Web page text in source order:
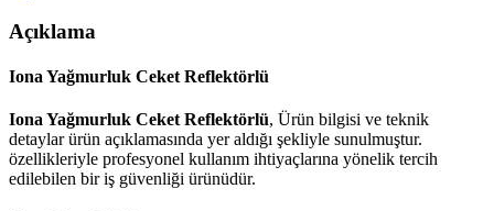
Açıklama
Iona Yağmurluk Ceket Reflektörlü
Iona Yağmurluk Ceket Reflektörlü, Ürün bilgisi ve teknik
detaylar ürün açıklamasında yer aldığı şekliyle sunulmuştur.
özellikleriyle profesyonel kullanım ihtiyaçlarına yönelik tercih
edilebilen bir iş güvenliği ürünüdür.